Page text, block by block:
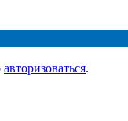
авторизоваться.